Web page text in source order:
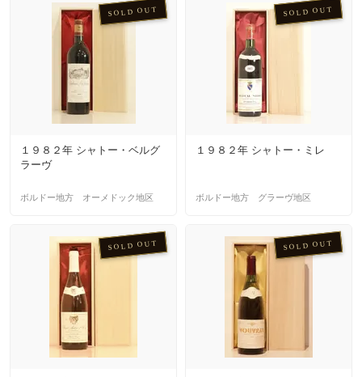
SOLD OUT
１９８２年 シャトー・ベルグ
ラーヴ
ボルドー地方 オーメドック地区
SOLD OUT
１９８２年 シャトー・ミレ
ボルドー地方 グラーヴ地区
SOLD OUT SOLD OUT